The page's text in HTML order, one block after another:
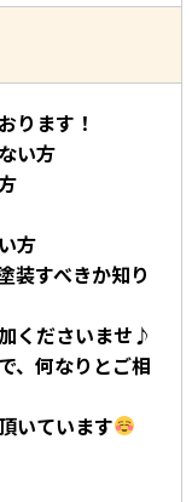
ります！
い方
方
装すべきか知り
くださいませ♪
、何なりとご相
いています